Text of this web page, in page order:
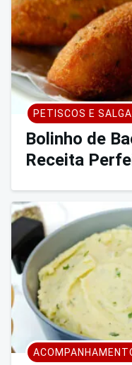
PETISCOS E
Bolinho de
Receita